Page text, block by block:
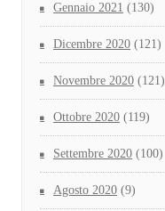
Gennaio 2021 (130)
Dicembre 2020 (121)
Novembre 2020 (121)
Ottobre 2020 (119)
Settembre 2020 (100)
Agosto 2020 (9)